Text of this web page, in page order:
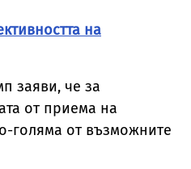
на
заяви, че за
от приема на
голяма от възможните